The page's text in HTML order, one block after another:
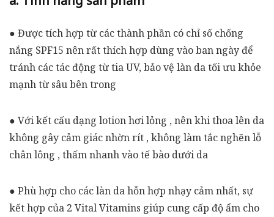
● Được tích hợp từ các thành phần có chỉ số chống
nắng SPF15 nên rất thích hợp dùng vào ban ngày để
tránh các tác động từ tia UV, bảo vệ làn da tối ưu khỏe
mạnh từ sâu bên trong
● Với kết cấu dạng lotion hơi lỏng , nên khi thoa lên da
không gây cảm giác nhờn rít , không làm tắc nghẽn lỗ
chân lông , thấm nhanh vào tế bào dưới da
● Phù hợp cho các làn da hỗn hợp nhạy cảm nhất, sự
kết hợp của 2 Vital Vitamins giúp cung cấp độ ẩm cho